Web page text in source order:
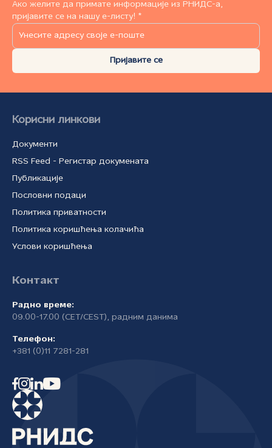
Ако желите да примате информације из РНИДС-а,
пријавите се на нашу е-листу! *
Пријавите се
Корисни линкови
Документи
RSS Feed - Регистар докумената
Публикације
Пословни подаци
Политика приватности
Политика коришћења колачића
Услови коришћења
Контакт
Радно време:
09.00-17.00 (CET/CEST), радним данима
Телефон:
+381 (0)11 7281-281